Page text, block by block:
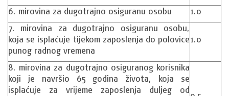
6. mirovina za dugotrajno osiguranu osobu
1.0
7. mirovina za dugotrajno osiguranu osobu,
koja se isplaćuje tijekom zaposlenja do polovice
punog radnog vremena
1.0
8. mirovina za dugotrajno osiguranog korisnika
koji je navršio 65 godina života, koja se
isplaćuje za vrijeme zaposlenja duljeg od